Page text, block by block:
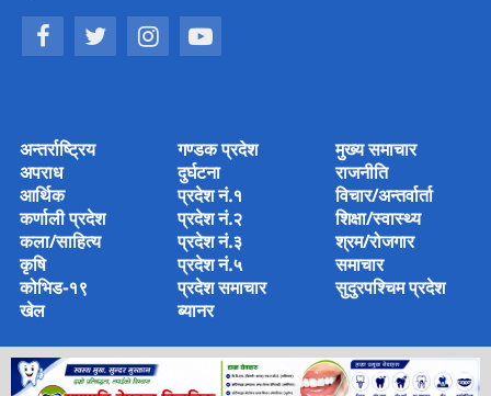
अन्तर्राष्ट्रिय
अपराध
आर्थिक
कर्णाली प्रदेश
कला/साहित्य
कृषि
कोभिड-१९
खेल
गण्डक प्रदेश
दुर्घटना
प्रदेश नं.१
प्रदेश नं.२
प्रदेश नं.३
प्रदेश नं.५
प्रदेश समाचार
ब्यानर
मुख्य समाचार
राजनीति
विचार/अन्तर्वार्ता
शिक्षा/स्वास्थ्य
श्रम/रोजगार
समाचार
सुदुरपश्चिम प्रदेश